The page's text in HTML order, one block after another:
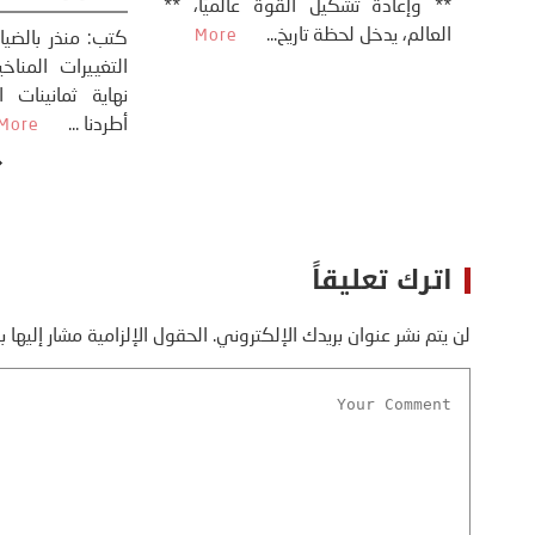
** وإعادة
العالم، يدخل
الأمريكي دونالد ترامب إلى قصف
ايران، وذلك ردا على ما اعتبره الرئيس
اترك تعليقاً
لن يتم نشر عنوان بريدك الإلكتروني. الحقول الإلزامية مشار إليها